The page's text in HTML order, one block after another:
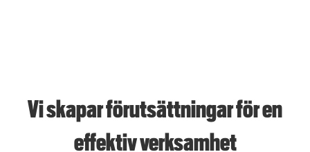
Vi skapar förutsättningar för en
effektiv verksamhet